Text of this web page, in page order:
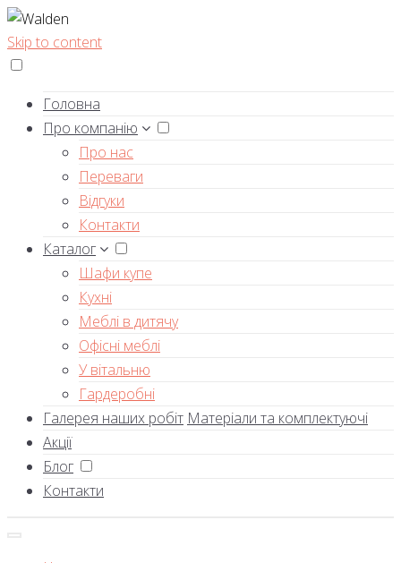
Skip to content
Головна
Про компанію
Про нас
Переваги
Відгуки
Контакти
Каталог
Шафи купе
Кухні
Меблі в дитячу
Офісні меблі
У вітальню
Гардеробні
Галерея наших робіт Матеріали та комплектуючі
Акції
Блог
Контакти